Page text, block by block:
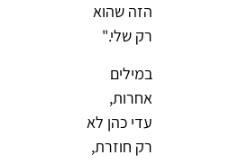
הזה שהוא
רק שלי."
במילים
אחרות,
עדי כהן לא
רק חוזרת,